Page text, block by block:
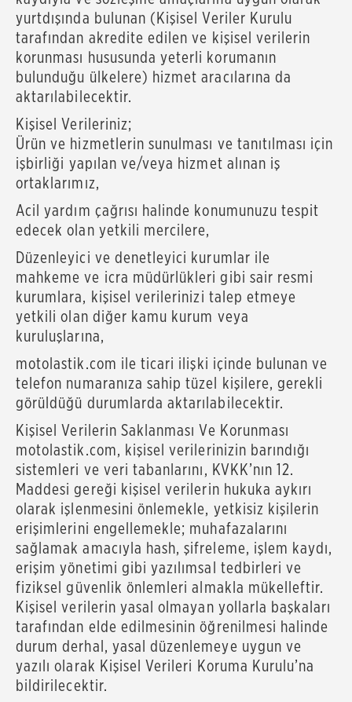
yurtdışında bulunan (Kişisel Veriler Kurulu
tarafından akredite edilen ve kişisel verilerin
korunması hususunda yeterli korumanın
bulunduğu ülkelere) hizmet aracılarına da
aktarılabilecektir.
Kişisel Verileriniz;
Ürün ve hizmetlerin sunulması ve tanıtılması için
işbirliği yapılan ve/veya hizmet alınan iş
ortaklarımız,
Acil yardım çağrısı halinde konumunuzu tespit
edecek olan yetkili mercilere,
Düzenleyici ve denetleyici kurumlar ile
mahkeme ve icra müdürlükleri gibi sair resmi
kurumlara, kişisel verilerinizi talep etmeye
yetkili olan diğer kamu kurum veya
kuruluşlarına,
motolastik.com ile ticari ilişki içinde bulunan ve
telefon numaranıza sahip tüzel kişilere, gerekli
görüldüğü durumlarda aktarılabilecektir.
Kişisel Verilerin Saklanması Ve Korunması
motolastik.com, kişisel verilerinizin barındığı
sistemleri ve veri tabanlarını, KVKK’nın 12.
Maddesi gereği kişisel verilerin hukuka aykırı
olarak işlenmesini önlemekle, yetkisiz kişilerin
erişimlerini engellemekle; muhafazalarını
sağlamak amacıyla hash, şifreleme, işlem kaydı,
erişim yönetimi gibi yazılımsal tedbirleri ve
fiziksel güvenlik önlemleri almakla mükelleftir.
Kişisel verilerin yasal olmayan yollarla başkaları
tarafından elde edilmesinin öğrenilmesi halinde
durum derhal, yasal düzenlemeye uygun ve
yazılı olarak Kişisel Verileri Koruma Kurulu’na
bildirilecektir.